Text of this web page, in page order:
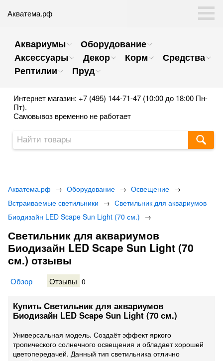
Акватема.рф
Аквариумы
Оборудование
Аксессуары
Декор Корм
Средства
Рептилии
Пруд
Интернет магазин: +7 (495) 144-71-47 (10:00 до 18:00 Пн-
Пт).
Самовывоз временно не работает
Акватема.рф → Оборудование → Освещение →
Встраиваемые светильники → Светильник для аквариумов
Биодизайн LED Scape Sun Light (70 см.) →
Светильник для аквариумов
Биодизайн LED Scape Sun Light (70
см.) отзывы
Обзор Отзывы 0
Купить Светильник для аквариумов
Биодизайн LED Scape Sun Light (70 см.)
Универсальная модель. Создаёт эффект яркого
тропического солнечного освещения и обладает хорошей
цветопередачей. Данный тип светильника отлично